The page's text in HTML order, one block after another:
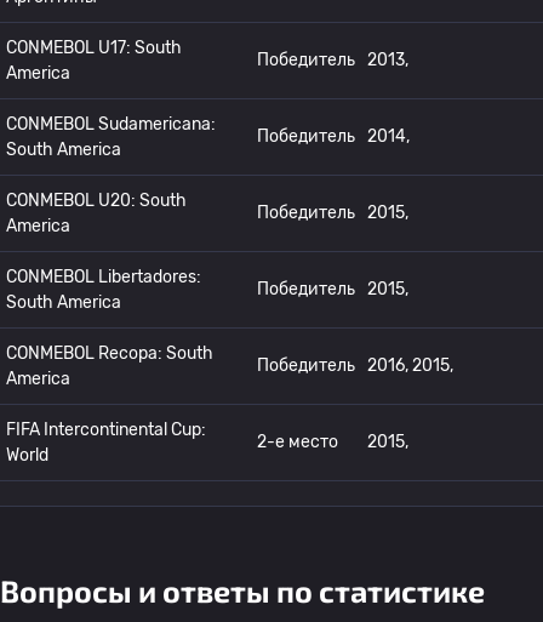
CONMEBOL U17: South
America
Победитель 2013,
CONMEBOL Sudamericana:
South America
Победитель 2014,
CONMEBOL U20: South
America
Победитель 2015,
CONMEBOL Libertadores:
South America
Победитель 2015,
CONMEBOL Recopa: South
America
Победитель 2016, 2015,
FIFA Intercontinental Cup:
World
2-е место 2015,
Вопросы и ответы по статистике